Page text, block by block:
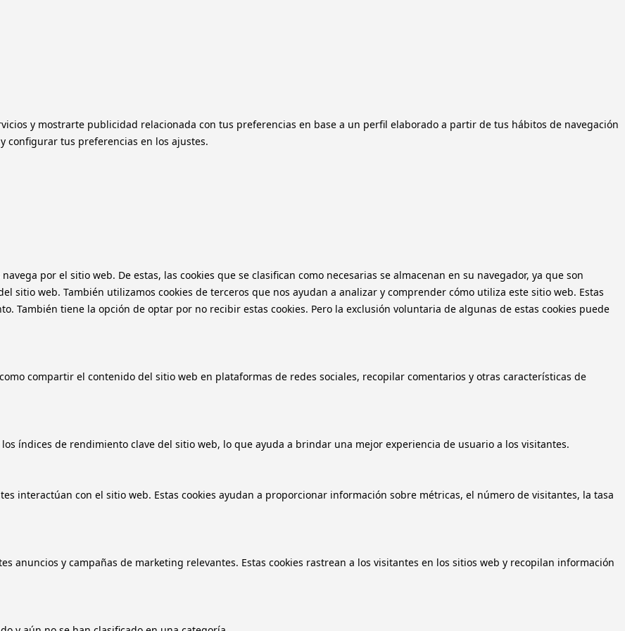
y mostrarte publicidad relacionada con tus preferencias en base a un perfil elaborado a partir de tus hábitos de navegación
configurar tus preferencias en los ajustes.
por el sitio web. De estas, las cookies que se clasifican como necesarias se almacenan en su navegador, ya que son
sitio web. También utilizamos cookies de terceros que nos ayudan a analizar y comprender cómo utiliza este sitio web. Estas
También tiene la opción de optar por no recibir estas cookies. Pero la exclusión voluntaria de algunas de estas cookies puede
compartir el contenido del sitio web en plataformas de redes sociales, recopilar comentarios y otras características de
índices de rendimiento clave del sitio web, lo que ayuda a brindar una mejor experiencia de usuario a los visitantes.
interactúan con el sitio web. Estas cookies ayudan a proporcionar información sobre métricas, el número de visitantes, la tasa
anuncios y campañas de marketing relevantes. Estas cookies rastrean a los visitantes en los sitios web y recopilan información